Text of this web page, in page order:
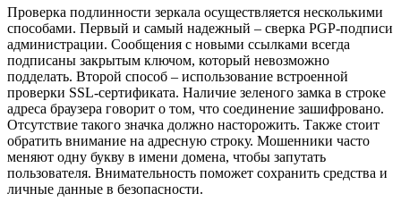
Проверка подлинности зеркала осуществляется несколькими
способами. Первый и самый надежный – сверка PGP-подписи
администрации. Сообщения с новыми ссылками всегда
подписаны закрытым ключом, который невозможно
подделать. Второй способ – использование встроенной
проверки SSL-сертификата. Наличие зеленого замка в строке
адреса браузера говорит о том, что соединение зашифровано.
Отсутствие такого значка должно насторожить. Также стоит
обратить внимание на адресную строку. Мошенники часто
меняют одну букву в имени домена, чтобы запутать
пользователя. Внимательность поможет сохранить средства и
личные данные в безопасности.